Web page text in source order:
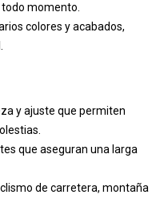
momento.
colores y acabados,
y ajuste que permiten
que aseguran una larga
de carretera, montaña